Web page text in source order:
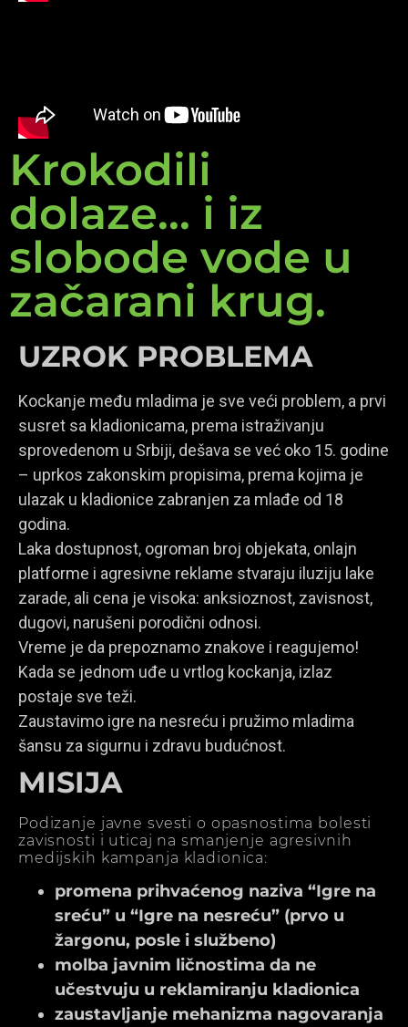
Krokodili
dolaze... i iz
slobode vode u
začarani krug.
UZROK PROBLEMA
Kockanje među mladima je sve veći problem, a prvi
susret sa kladionicama, prema istraživanju
sprovedenom u Srbiji, dešava se već oko 15. godine
– uprkos zakonskim propisima, prema kojima je
ulazak u kladionice zabranjen za mlađe od 18
godina.
Laka dostupnost, ogroman broj objekata, onlajn
platforme i agresivne reklame stvaraju iluziju lake
zarade, ali cena je visoka: anksioznost, zavisnost,
dugovi, narušeni porodični odnosi.
Vreme je da prepoznamo znakove i reagujemo!
Kada se jednom uđe u vrtlog kockanja, izlaz
postaje sve teži.
Zaustavimo igre na nesreću i pružimo mladima
šansu za sigurnu i zdravu budućnost.
MISIJA
Podizanje javne svesti o opasnostima bolesti
zavisnosti i uticaj na smanjenje agresivnih
medijskih kampanja kladionica:
promena prihvaćenog naziva “Igre na
sreću” u “Igre na nesreću” (prvo u
žargonu, posle i službeno)
molba javnim ličnostima da ne
učestvuju u reklamiranju kladionica
zaustavljanje mehanizma nagovaranja